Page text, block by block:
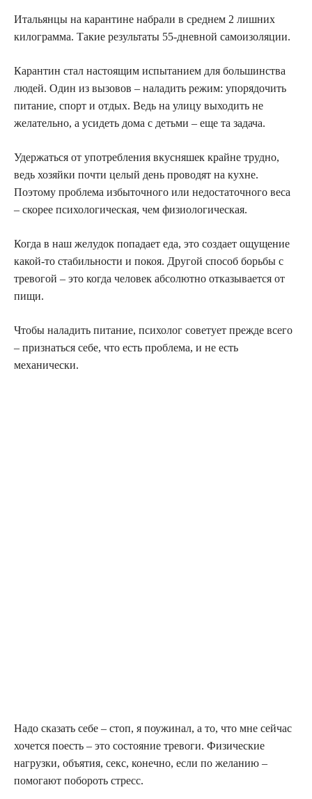
Итальянцы на карантине набрали в среднем 2 лишних
килограмма. Такие результаты 55-дневной самоизоляции.
Карантин стал настоящим испытанием для большинства
людей. Один из вызовов – наладить режим: упорядочить
питание, спорт и отдых. Ведь на улицу выходить не
желательно, а усидеть дома с детьми – еще та задача.
Удержаться от употребления вкусняшек крайне трудно,
ведь хозяйки почти целый день проводят на кухне.
Поэтому проблема избыточного или недостаточного веса
– скорее психологическая, чем физиологическая.
Когда в наш желудок попадает еда, это создает ощущение
какой-то стабильности и покоя. Другой способ борьбы с
тревогой – это когда человек абсолютно отказывается от
пищи.
Чтобы наладить питание, психолог советует прежде всего
– признаться себе, что есть проблема, и не есть
механически.
Надо сказать себе – стоп, я поужинал, а то, что мне сейчас
хочется поесть – это состояние тревоги. Физические
нагрузки, объятия, секс, конечно, если по желанию –
помогают побороть стресс.